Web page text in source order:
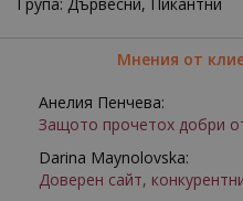
Мнения от
Анелия Пенчева:
Защото прочетох добри
Darina Maynolovska:
Доверен сайт,